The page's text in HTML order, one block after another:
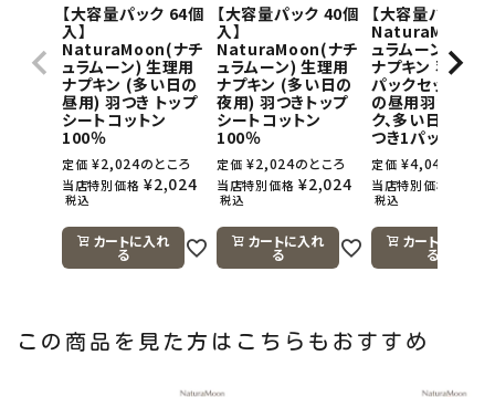
【大容量パック 64個
入】
NaturaMoon(ナチ
ュラムーン) 生理用
ナプキン (多い日の
昼用) 羽つき トップ
シートコットン
100％
定価 ¥2,024のところ
当店特別価格 ¥2,024
税込
カートに入れ
る
【大容量パック 40個
入】
NaturaMoon(ナチ
ュラムーン) 生理用
ナプキン (多い日の
夜用) 羽つきトップ
シートコットン
100％
定価 ¥2,024のところ
当店特別価格 ¥2,024
税込
カートに入れ
る
【大容量パック】
NaturaMoon(
ュラムーン) 生理
ナプキン 羽つき
パックセット(多
の昼用羽つき1パ
ク、多い日の夜
つき1パック)
定価 ¥4,048
当店特別価格
税込
カートに入れ
る
この商品を見た方はこちらもおすすめ